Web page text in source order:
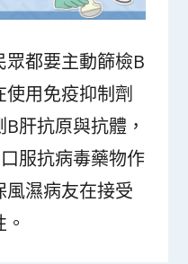
眾都要主動篩檢B
用免疫抑制劑
肝抗原與抗體，
服抗病毒藥物作
濕病友在接受